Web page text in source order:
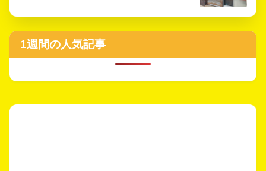
1週間の人気記事